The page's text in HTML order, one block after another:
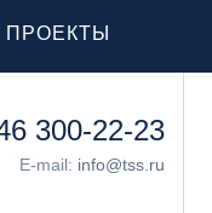
300-22-23
E-mail: info@tss.ru